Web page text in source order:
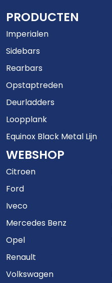
PRODUCTEN
Imperialen
Sidebars
Rearbars
Opstaptreden
Deurladders
Loopplank
Equinox Black Metal Lijn
WEBSHOP
Citroen
Ford
Iveco
Mercedes Benz
Opel
Renault
Volkswagen